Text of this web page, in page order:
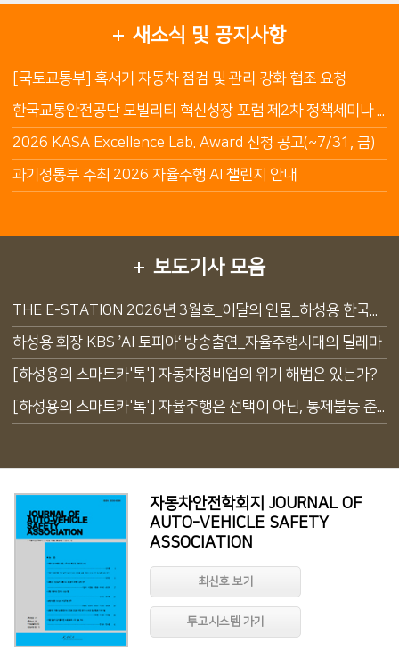
새소식 및 공지사항
[국토교통부] 혹서기 자동차 점검 및 관리 강화 협조 요청
한국교통안전공단 모빌리티 혁신성장 포럼 제2차 정책세미나 안내
2026 KASA Excellence Lab. Award 신청 공고(~7/31, 금)
과기정통부 주최 2026 자율주행 AI 챌린지 안내
보도기사 모음
THE E-STATION 2026년 3월호_이달의 인물_하성용 한국자동차모빌리티안전학회 회장
하성용 회장 KBS ’AI 토피아‘ 방송출연_자율주행시대의 딜레마
[하성용의 스마트카'톡'] 자동차정비업의 위기 해법은 있는가?
[하성용의 스마트카'톡'] 자율주행은 선택이 아닌, 통제불능 준공영제 수술할 유일한 해법
자동차안전학회지 JOURNAL OF
AUTO-VEHICLE SAFETY
ASSOCIATION
최신호 보기
투고시스템 가기